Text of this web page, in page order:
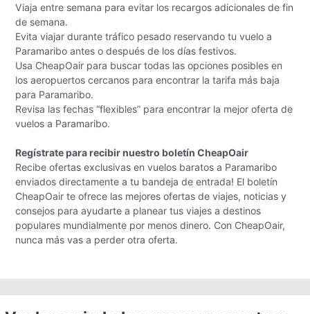
Viaja entre semana para evitar los recargos adicionales de fin
de semana.
Evita viajar durante tráfico pesado reservando tu vuelo a
Paramaribo antes o después de los días festivos.
Usa CheapOair para buscar todas las opciones posibles en
los aeropuertos cercanos para encontrar la tarifa más baja
para Paramaribo.
Revisa las fechas “flexibles” para encontrar la mejor oferta de
vuelos a Paramaribo.
Regístrate para recibir nuestro boletín CheapOair
Recibe ofertas exclusivas en vuelos baratos a Paramaribo
enviados directamente a tu bandeja de entrada! El boletín
CheapOair te ofrece las mejores ofertas de viajes, noticias y
consejos para ayudarte a planear tus viajes a destinos
populares mundialmente por menos dinero. Con CheapOair,
nunca más vas a perder otra oferta.